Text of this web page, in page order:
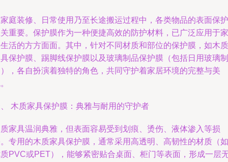
庭装修、日常使用乃至长途搬运过程中，各类物品的表面保护
重要。保护膜作为一种便捷高效的防护材料，已广泛应用于家
活的方方面面。其中，针对不同材质和部位的保护膜，如木质
保护膜、踢脚线保护膜以及玻璃制品保护膜（包括日用玻璃制
，各自扮演着独特的角色，共同守护着家居环境的完整与美
木质家具保护膜：典雅与耐用的守护者
家具温润典雅，但表面容易受到划痕、烫伤、液体渗入等损
专用的木质家具保护膜，通常采用高透明、高韧性的材质（如
PVC或PET），能够紧密贴合桌面、柜门等表面，形成一层